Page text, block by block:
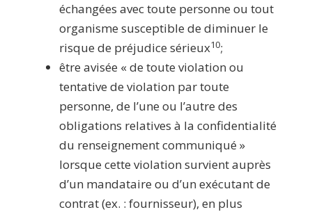
échangées avec toute personne ou tout
organisme susceptible de diminuer le
risque de préjudice sérieux10;
être avisée « de toute violation ou
tentative de violation par toute
personne, de l’une ou l’autre des
obligations relatives à la confidentialité
du renseignement communiqué »
lorsque cette violation survient auprès
d’un mandataire ou d’un exécutant de
contrat (ex. : fournisseur), en plus